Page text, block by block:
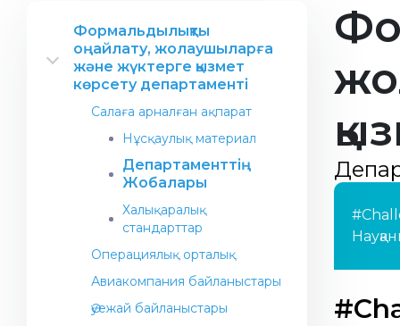
Формальдылықты
оңайлату, жолаушыларға
және жүктерге қызмет
көрсету департаменті
Салаға арналған ақпарат
Нұсқаулық материал
Департаменттің
Жобалары
Халықаралық
стандарттар
Операциялық орталық
Авиакомпания байланыстары
Әуежай байланыстары